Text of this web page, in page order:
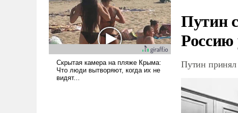
означает многолетний период
уязвимости США, например,
перед Китаем.
Путин
Путин принял